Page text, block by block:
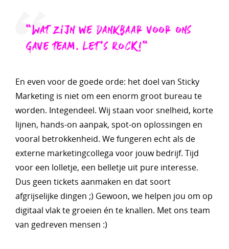
"Wat zijn we dankbaar voor ons
gave team. Let’s ROCK!"
En even voor de goede orde: het doel van Sticky
Marketing is niet om een enorm groot bureau te
worden. Integendeel. Wij staan voor snelheid, korte
lijnen, hands-on aanpak, spot-on oplossingen en
vooral betrokkenheid. We fungeren echt als de
externe marketingcollega voor jouw bedrijf. Tijd
voor een lolletje, een belletje uit pure interesse.
Dus geen tickets aanmaken en dat soort
afgrijselijke dingen ;) Gewoon, we helpen jou om op
digitaal vlak te groeien én te knallen. Met ons team
van gedreven mensen :)